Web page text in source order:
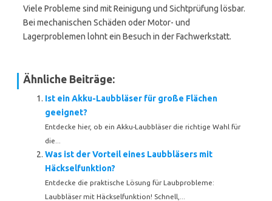
Viele Probleme sind mit Reinigung und Sichtprüfung lösbar.
Bei mechanischen Schäden oder Motor- und
Lagerproblemen lohnt ein Besuch in der Fachwerkstatt.
Ähnliche Beiträge:
Ist ein Akku-Laubbläser für große Flächen
geeignet?
Entdecke hier, ob ein Akku-Laubbläser die richtige Wahl für
die...
Was ist der Vorteil eines Laubbläsers mit
Häckselfunktion?
Entdecke die praktische Lösung für Laubprobleme:
Laubbläser mit Häckselfunktion! Schnell,...